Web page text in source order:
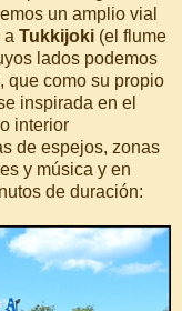
un amplio vial
a Tukkijoki (el flume
lados podemos
, que como su propio
inspirada en el
interior
de espejos, zonas
y música y en
de duración: